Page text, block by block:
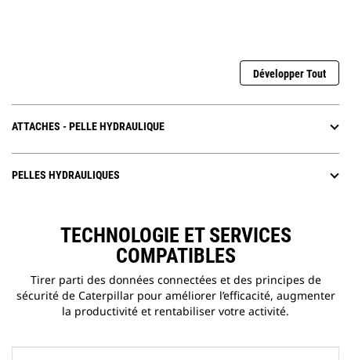
Développer Tout
ATTACHES - PELLE HYDRAULIQUE
PELLES HYDRAULIQUES
TECHNOLOGIE ET SERVICES
COMPATIBLES
Tirer parti des données connectées et des principes de
sécurité de Caterpillar pour améliorer l’efficacité, augmenter
la productivité et rentabiliser votre activité.